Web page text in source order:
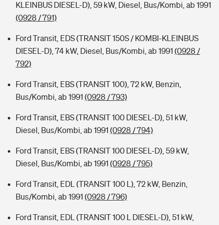
KLEINBUS DIESEL-D), 59 kW, Diesel, Bus/Kombi, ab 1991
(0928 / 791)
Ford Transit, EDS (TRANSIT 150S / KOMBI-KLEINBUS
DIESEL-D), 74 kW, Diesel, Bus/Kombi, ab 1991 (0928 /
792)
Ford Transit, EBS (TRANSIT 100), 72 kW, Benzin,
Bus/Kombi, ab 1991 (0928 / 793)
Ford Transit, EBS (TRANSIT 100 DIESEL-D), 51 kW,
Diesel, Bus/Kombi, ab 1991 (0928 / 794)
Ford Transit, EBS (TRANSIT 100 DIESEL-D), 59 kW,
Diesel, Bus/Kombi, ab 1991 (0928 / 795)
Ford Transit, EDL (TRANSIT 100 L), 72 kW, Benzin,
Bus/Kombi, ab 1991 (0928 / 796)
Ford Transit, EDL (TRANSIT 100 L DIESEL-D), 51 kW,